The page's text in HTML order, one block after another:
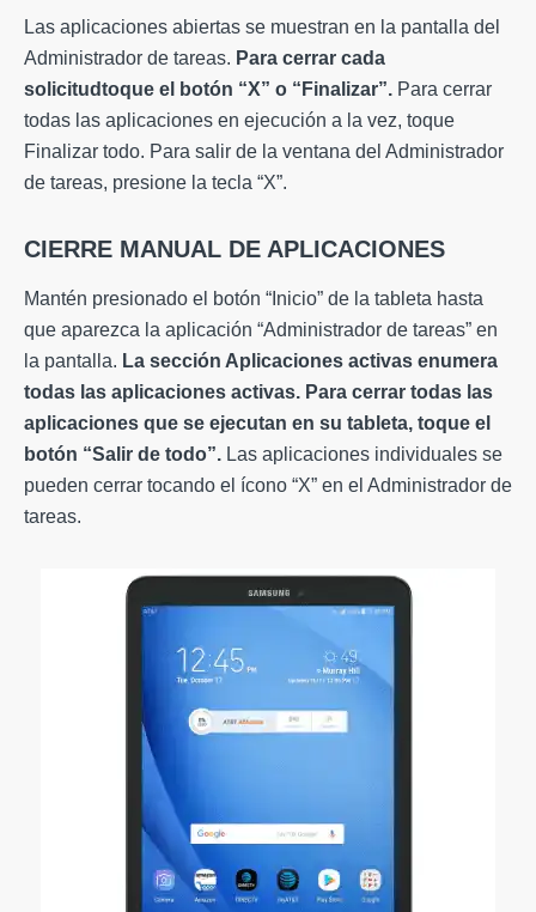
Las aplicaciones abiertas se muestran en la pantalla del
Administrador de tareas. Para cerrar cada
solicitudtoque el botón “X” o “Finalizar”. Para cerrar
todas las aplicaciones en ejecución a la vez, toque
Finalizar todo. Para salir de la ventana del Administrador
de tareas, presione la tecla “X”.
CIERRE MANUAL DE APLICACIONES
Mantén presionado el botón “Inicio” de la tableta hasta
que aparezca la aplicación “Administrador de tareas” en
la pantalla. La sección Aplicaciones activas enumera
todas las aplicaciones activas. Para cerrar todas las
aplicaciones que se ejecutan en su tableta, toque el
botón “Salir de todo”. Las aplicaciones individuales se
pueden cerrar tocando el ícono “X” en el Administrador de
tareas.